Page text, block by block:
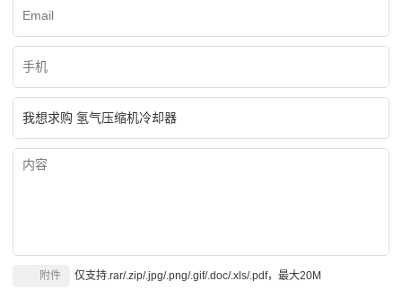
仅支持.rar/.zip/.jpg/.png/.gif/.doc/.xls/.pdf，最大20M
附件